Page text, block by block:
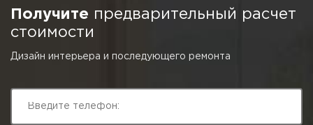
Получите предварительный расчет
стоимости
Дизайн интерьера и последующего ремонта